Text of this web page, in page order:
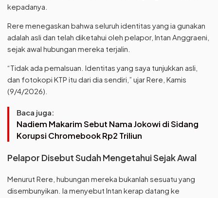
kepadanya.
Rere menegaskan bahwa seluruh identitas yang ia gunakan
adalah asli dan telah diketahui oleh pelapor, Intan Anggraeni,
sejak awal hubungan mereka terjalin.
“Tidak ada pemalsuan. Identitas yang saya tunjukkan asli,
dan fotokopi KTP itu dari dia sendiri,” ujar Rere, Kamis
(9/4/2026).
Baca juga:
Nadiem Makarim Sebut Nama Jokowi di Sidang
Korupsi Chromebook Rp2 Triliun
Pelapor Disebut Sudah Mengetahui Sejak Awal
Menurut Rere, hubungan mereka bukanlah sesuatu yang
disembunyikan. Ia menyebut Intan kerap datang ke